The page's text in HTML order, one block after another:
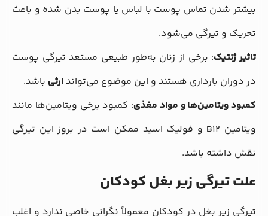
بیشتر شدن تماس پوست با لباس یا پوست بدن شده و باعث
تحریک و تیرگی می‌شود.
تاثیر ژنتیک: برخی از زنان به‌طور طبیعی مستعد تیرگی پوست
در دوران بارداری هستند و این موضوع می‌تواند ارثی باشد.
کمبود ویتامین‌ها و مواد مغذی: کمبود برخی ویتامین‌ها مانند
ویتامین B12 و فولیک اسید ممکن است در بروز این تیرگی
نقش داشته باشد.
علت تیرگی زیر بغل کودکان
تیرگی زیر بغل در کودکان معمولاً نگرانی خاصی ندارد و اغلب